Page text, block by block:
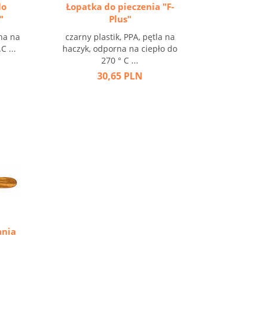
na
...
Łopatka do pieczenia "F-
Plus"
czarny plastik, PPA, pętla na
haczyk, odporna na ciepło do
270 ° C ...
30,65 PLN